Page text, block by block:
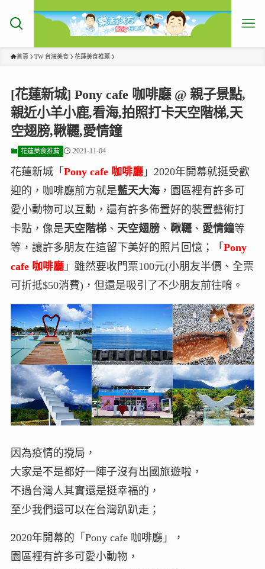
首頁 TW 台灣美食 花蓮美食推薦
[花蓮新城] Pony cafe 咖啡廳 @ 親子景點,
親近小羊小鹿,看海,拍照打卡天空階梯,天
空翅膀,鞦韆,愛情鐘
花蓮美食推薦 2021-11-04
花蓮新城「 Pony cafe 咖啡廳」2020年開幕就挺受歡
迎的，咖啡廳前方就是藍天大海，園區裡有許多可
愛小動物可以互動，還有許多佈置好的裝置藝術打
卡點，像是天空階梯、 天空翅膀、 鞦韆、 愛情鐘等
等，讓許多朋友在這留下美好的照片回憶；「 Pony
cafe 咖啡廳」雖然要收門票100元(小朋友半價、全票
可折抵$50消費)，但還是吸引了不少朋友前往唷。
因為疫情的攪局，
大家是不是都好一陣子沒有出國旅遊啦，
不過台灣人其實還是挺幸福的，
至少我們還可以在台灣趴趴走；
2020年開幕的「Pony cafe 咖啡廳」，
園區裡有許多可愛小動物，